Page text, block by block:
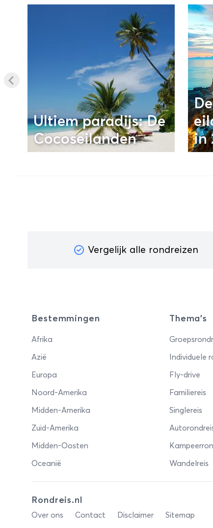
Ultiem paradijs: De
Cocoseilanden
in
Vergelijk alle rondreizen
Bestemmingen
Afrika
Azië
Europa
Noord-Amerika
Midden-Amerika
Zuid-Amerika
Midden-Oosten
Oceanië
Thema's
Individuele
Fly-drive
Familiereis
Singlereis
Wandelreis
Rondreis.nl
Over ons Contact Disclaimer Sitemap